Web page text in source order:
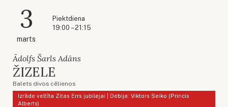
3
marts
Piektdiena
19:00 – 21:15
Ādolfs Šarls Adāns
ŽIZELE
Balets divos cēlienos
Izrāde veltīta Zitas Errs jubilejai | Debija: Viktors Seiko (Princis
Alberts)